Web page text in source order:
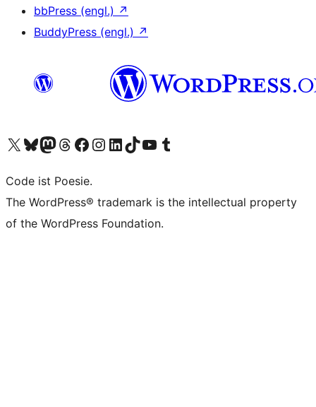
bbPress (engl.) ↗
BuddyPress (engl.) ↗
Unser X-Konto (früher Twitter) besuchen
Unser Bluesky-Konto besuchen
Unser Mastodon-Konto besuchen
Unser Threads-Konto besuchen
Unsere Facebook-Seite besuchen
Unser Instagram-Konto besuchen
Unser LinkedIn-Konto besuchen
Unser TikTok-Konto besuchen
Unseren YouTube-Kanal besuchen
Unser Tumblr-Konto besuchen
Code ist Poesie.
The WordPress® trademark is the intellectual property
of the WordPress Foundation.